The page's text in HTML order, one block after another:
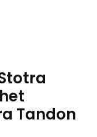
Tandon